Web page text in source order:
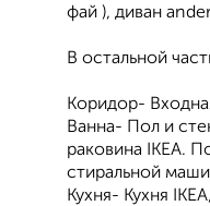
фай ), диван
В остальной
Коридор-
Ванна- Пол и
раковина IKEA.
стиральной
Кухня- Кухня